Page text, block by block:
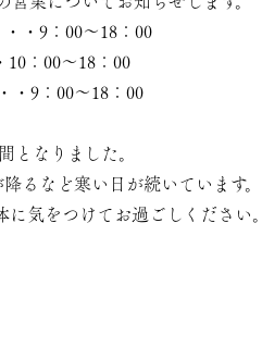
・9：00～18：00
：00～18：00
・9：00～18：00
となりました。
るなど寒い日が続いています。
気をつけてお過ごしください。